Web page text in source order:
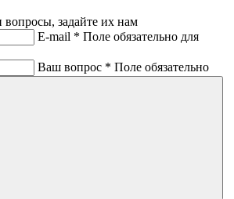
задайте их нам
E-mail * Поле обязательно для
Ваш вопрос * Поле обязательно